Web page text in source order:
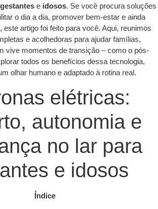
gestantes e idosos. Se você procura soluções
o dia a dia, promover bem-estar e ainda
este artigo foi feito para você. Aqui, reunimos
e acolhedoras para ajudar famílias,
vive momentos de transição – como o pós-
todos os benefícios dessa tecnologia,
olhar humano e adaptado à rotina real.
elétricas:
autonomia e
no lar para
e idosos
Índice